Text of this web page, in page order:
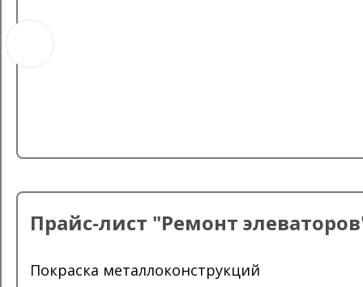
Прайс-лист "Ремонт
Покраска металлоконструкций